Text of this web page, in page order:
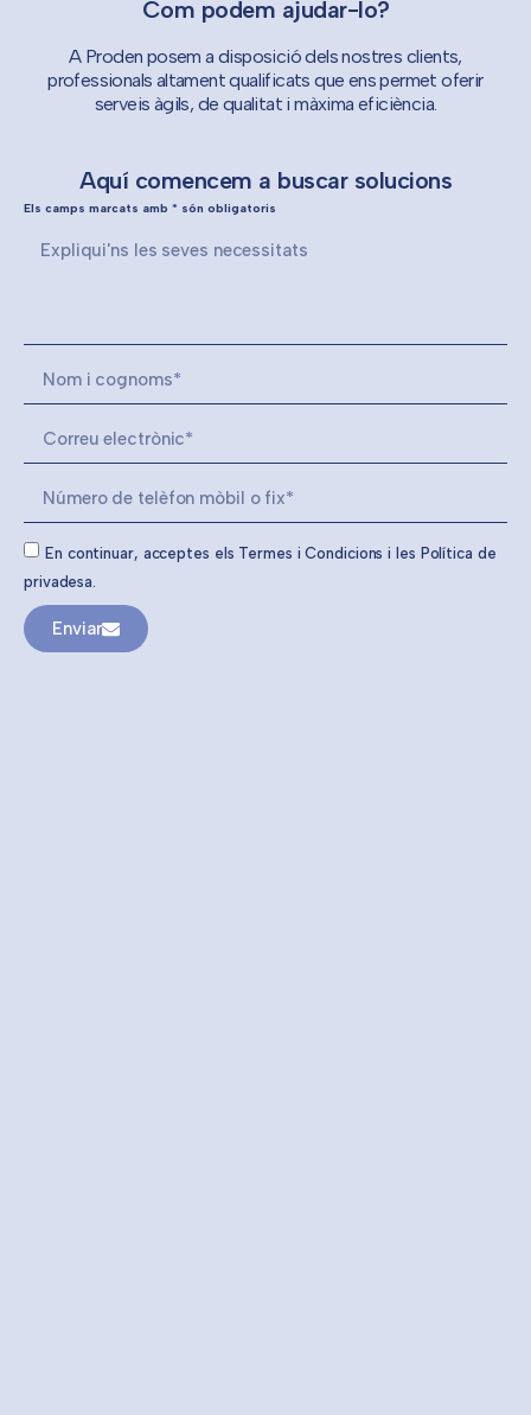
Com podem ajudar-lo?
A Proden posem a disposició dels nostres clients,
professionals altament qualificats que ens permet oferir
serveis àgils, de qualitat i màxima eficiència.
Aquí comencem a buscar solucions
Els camps marcats amb * són obligatoris
En continuar, acceptes els Termes i Condicions i les Política de
privadesa.
Enviar